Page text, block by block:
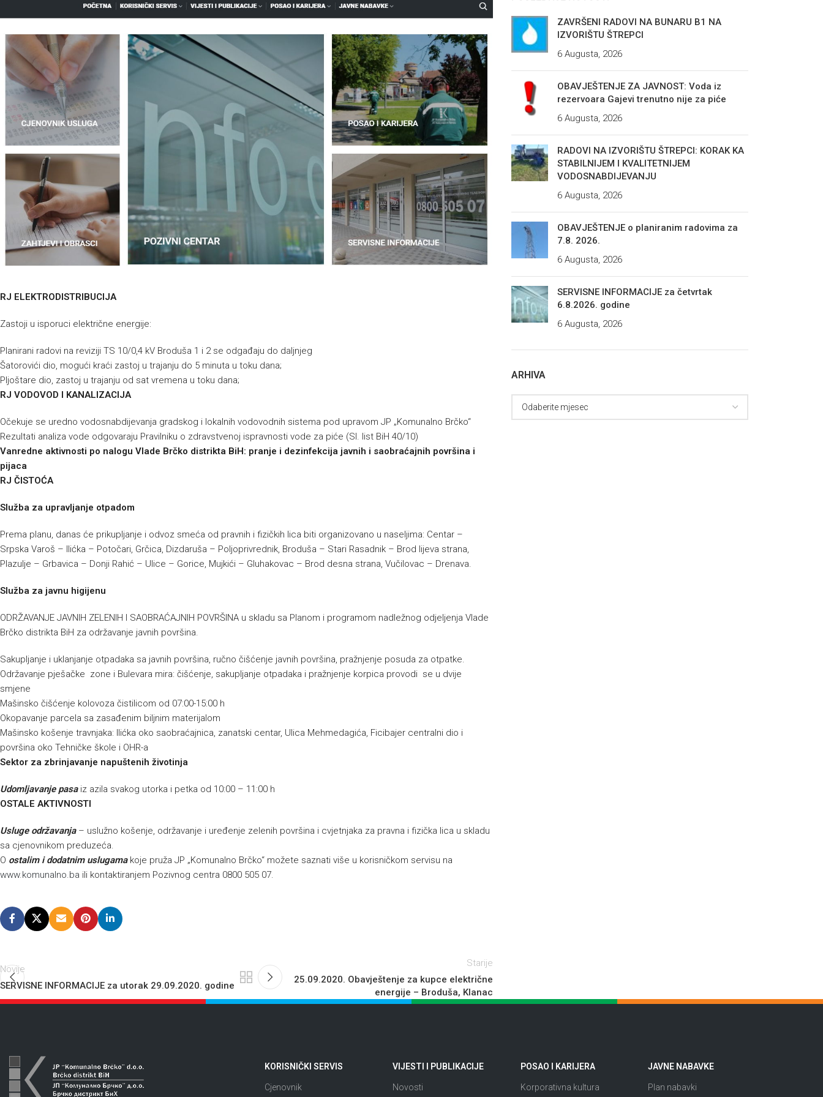
RJ ELEKTRODISTRIBUCIJA
Zastoji u isporuci električne energije:
Planirani radovi na reviziji TS 10/0,4 kV Broduša 1 i 2 se odgađaju do daljnjeg
Šatorovići dio, mogući kraći zastoj u trajanju do 5 minuta u toku dana;
Pljoštare dio, zastoj u trajanju od sat vremena u toku dana;
RJ VODOVOD I KANALIZACIJA
Očekuje se uredno vodosnabdijevanja gradskog i lokalnih vodovodnih sistema pod upravom JP „Komunalno Brčko“
Rezultati analiza vode odgovaraju Pravilniku o zdravstvenoj ispravnosti vode za piće (Sl. list BiH 40/10)
Vanredne aktivnosti po nalogu Vlade Brčko distrikta BiH: pranje i dezinfekcija javnih i saobraćajnih površina i
pijaca
RJ ČISTOĆA
Služba za upravljanje otpadom
Prema planu, danas će prikupljanje i odvoz smeća od pravnih i fizičkih lica biti organizovano u naseljima: Centar –
Srpska Varoš – Ilićka – Potočari, Grčica, Dizdaruša – Poljoprivrednik, Broduša – Stari Rasadnik – Brod lijeva strana,
Plazulje – Grbavica – Donji Rahić – Ulice – Gorice, Mujkići – Gluhakovac – Brod desna strana, Vučilovac – Drenava.
Služba za javnu higijenu
ODRŽAVANJE JAVNIH ZELENIH I SAOBRAĆAJNIH POVRŠINA u skladu sa Planom i programom nadležnog odjeljenja Vlade
Brčko distrikta BiH za održavanje javnih površina.
Sakupljanje i uklanjanje otpadaka sa javnih površina, ručno čišćenje javnih površina, pražnjenje posuda za otpatke.
Održavanje pješačke zone i Bulevara mira: čišćenje, sakupljanje otpadaka i pražnjenje korpica provodi se u dvije
smjene
Mašinsko čišćenje kolovoza čistilicom od 07:00-15:00 h
Okopavanje parcela sa zasađenim biljnim materijalom
Mašinsko košenje travnjaka: Ilićka oko saobraćajnica, zanatski centar, Ulica Mehmedagića, Ficibajer centralni dio i
površina oko Tehničke škole i OHR-a
Sektor za zbrinjavanje napuštenih životinja
Udomljavanje pasaiz azila svakog utorka i petka od 10:00 – 11:00 h
OSTALE AKTIVNOSTI
Usluge održavanja– uslužno košenje, održavanje i uređenje zelenih površina i cvjetnjaka za pravna i fizička lica u skladu
sa cjenovnikom preduzeća.
O ostalim i dodatnim uslugamakoje pruža JP „Komunalno Brčko“ možete saznati više u korisničkom servisu na
www.komunalno.ba ili kontaktiranjem Pozivnog centra 0800 505 07.
Novije
SERVISNE INFORMACIJE za utorak 29.09.2020. godine
Starije
25.09.2020. Obavještenje za kupce električne
energije – Broduša, Klanac
ZAVRŠENI RADOVI NA BUNARU B1 NA
IZVORIŠTU ŠTREPCI
6 Augusta, 2026
OBAVJEŠTENJE ZA JAVNOST: Voda iz
rezervoara Gajevi trenutno nije za piće
6 Augusta, 2026
RADOVI NA IZVORIŠTU ŠTREPCI: KORAK KA
STABILNIJEM I KVALITETNIJEM
VODOSNABDIJEVANJU
6 Augusta, 2026
OBAVJEŠTENJE o planiranim radovima za
7.8. 2026.
6 Augusta, 2026
SERVISNE INFORMACIJE za četvrtak
6.8.2026. godine
6 Augusta, 2026
ARHIVA
KORISNIČKI SERVIS
Cjenovnik
VIJESTI I PUBLIKACIJE
Novosti
POSAO I KARIJERA
Korporativna kultura
JAVNE NABAVKE
Plan nabavki